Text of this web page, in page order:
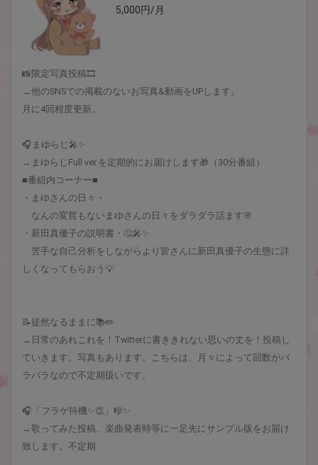
5,000円/月
📸限定写真投稿🎞
→他のSNSでの掲載のないお写真&動画をUPします。
月に4回程度更新。
🎧まゆらじ🎤✨
→まゆらじFull ver.を定期的にお届けします🎁（30分番組）
■番組内コーナー■
・まゆさんの日々・
なんの変哲もないまゆさんの日々をダラダラ話ます🌸
・新田真優子の説明書・🤔🎤✨
苦手な自己分析をしながらより皆さんに新田真優子の生態に詳
しくなってもらおう💡
📝徒然なるままに📚✏️
→日常のあれこれを！Twitterに書ききれない思いの丈を！投稿し
ていきます。写真もあります。こちらは、月々によって回数がバ
ラバラなので不定期扱いです。
🎧「フラゲ待機✨👏」🎼✨
→歌ってみた投稿、楽曲発表時等に一足先にサンプル版をお届け
致します。不定期